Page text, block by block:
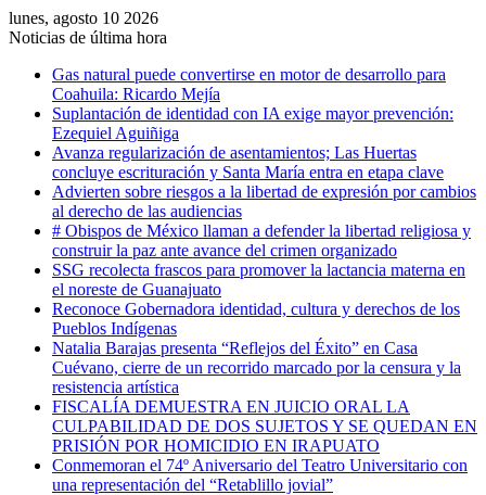
lunes, agosto 10 2026
Noticias de última hora
Gas natural puede convertirse en motor de desarrollo para
Coahuila: Ricardo Mejía
Suplantación de identidad con IA exige mayor prevención:
Ezequiel Aguiñiga
Avanza regularización de asentamientos; Las Huertas
concluye escrituración y Santa María entra en etapa clave
Advierten sobre riesgos a la libertad de expresión por cambios
al derecho de las audiencias
# Obispos de México llaman a defender la libertad religiosa y
construir la paz ante avance del crimen organizado
SSG recolecta frascos para promover la lactancia materna en
el noreste de Guanajuato
Reconoce Gobernadora identidad, cultura y derechos de los
Pueblos Indígenas
Natalia Barajas presenta “Reflejos del Éxito” en Casa
Cuévano, cierre de un recorrido marcado por la censura y la
resistencia artística
FISCALÍA DEMUESTRA EN JUICIO ORAL LA
CULPABILIDAD DE DOS SUJETOS Y SE QUEDAN EN
PRISIÓN POR HOMICIDIO EN IRAPUATO
Conmemoran el 74º Aniversario del Teatro Universitario con
una representación del “Retablillo jovial”